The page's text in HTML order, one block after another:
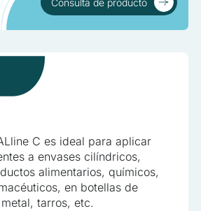
C es ideal para aplicar
a envases cilíndricos,
alimentarios, químicos,
en botellas de
tarros, etc.
son aquellas que están en
Aceptar todo